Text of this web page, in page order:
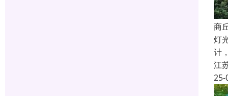
商
灯
计
江
25-